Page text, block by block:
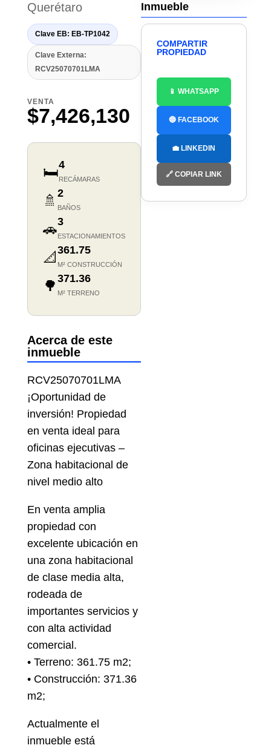
Querétaro
Clave EB: EB-TP1042
Clave Externa:
RCV25070701LMA
VENTA
$7,426,130
🛏️4
RECÁMARAS
🚿 2
BAÑOS
🚗3
ESTACIONAMIENTOS
📐 361.75
M² CONSTRUCCIÓN
🌳 371.36
M² TERRENO
Acerca de este
inmueble
RCV25070701LMA
¡Oportunidad de
inversión! Propiedad
en venta ideal para
oficinas ejecutivas –
Zona habitacional de
nivel medio alto
En venta amplia
propiedad con
excelente ubicación en
una zona habitacional
de clase media alta,
rodeada de
importantes servicios y
con alta actividad
comercial.
• Terreno: 361.75 m2;
• Construcción: 371.36
m2;
Actualmente el
inmueble está
Inmueble
COMPARTIR
PROPIEDAD
📱 WHATSAPP
🔵 FACEBOOK
💼 LINKEDIN
🔗 COPIAR LINK